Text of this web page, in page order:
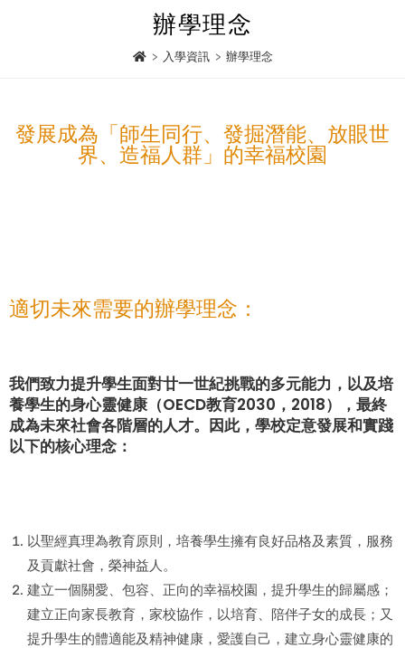
辦學理念
> 入學資訊 > 辦學理念
發展成為「師生同行、發掘潛能、放眼世
界、造福人群」的幸福校園
適切未來需要的辦學理念：
我們致力提升學生面對廿一世紀挑戰的多元能力，以及培
養學生的身心靈健康（OECD教育2030，2018），最終
成為未來社會各階層的人才。因此，學校定意發展和實踐
以下的核心理念：
以聖經真理為教育原則，培養學生擁有良好品格及素質，服務
及貢獻社會，榮神益人。
建立一個關愛、包容、正向的幸福校園，提升學生的歸屬感；
建立正向家長教育，家校協作，以培育、陪伴子女的成長；又
提升學生的體適能及精神健康，愛護自己，建立身心靈健康的